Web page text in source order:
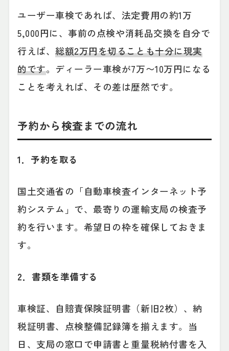
ユーザー車検であれば、法定費用の約1万
5,000円に、事前の点検や消耗品交換を自分で
行えば、総額2万円を切ることも十分に現実
的です。ディーラー車検が7万〜10万円になる
ことを考えれば、その差は歴然です。
予約から検査までの流れ
1．予約を取る
国土交通省の「自動車検査インターネット予
約システム」で、最寄りの運輸支局の検査予
約を行います。希望日の枠を確保しておきま
す。
2．書類を準備する
車検証、自賠責保険証明書（新旧2枚）、納
税証明書、点検整備記録簿を揃えます。当
日、支局の窓口で申請書と重量税納付書を入